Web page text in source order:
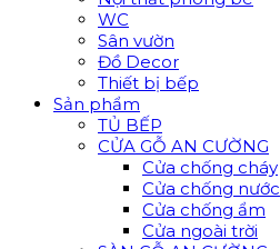
WC
Sân vườn
Đồ Decor
Thiết bị bếp
Sản phẩm
TỦ BẾP
CỬA GỖ AN CƯỜNG
Cửa chống cháy
Cửa chống nước
Cửa chống ẩm
Cửa ngoài trời